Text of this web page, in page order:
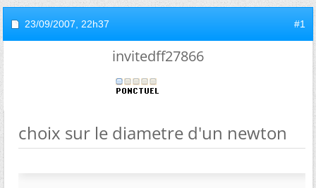
23/09/2007, 22h37 #1
invitedff27866
choix sur le diametre d'un newton